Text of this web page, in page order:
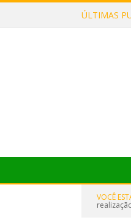
ÚLTIMAS
VOCÊ